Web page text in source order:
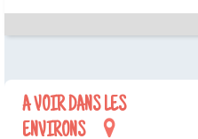
A VOIR DANS LES
ENVIRONS